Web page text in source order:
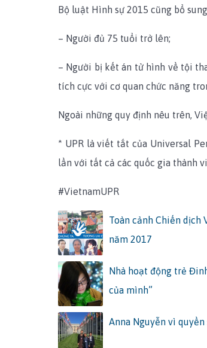
Bộ luật Hình sự 2015 cũng bổ
– Người đủ 75 tuổi trở lên;
– Người bị kết án tử hình về tội
tích cực với cơ quan chức năng
Ngoài những quy định nêu trên,
* UPR là viết tắt của Universal
lần với tất cả các quốc gia thành
#VietnamUPR
Toàn cảnh Chiến dịch
năm 2017
Nhà hoạt động trẻ
của mình”
Anna Nguyễn vì